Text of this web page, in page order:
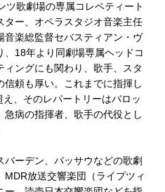
ツ歌劇場の専属コレペティート
ター、オペラスタジオ音楽主任
音楽総監督セバスティアン・ヴ
、18年より同劇場専属ヘッドコ
ングにも関わり、歌手、スタ
頼も厚い。これまでに指揮し
、そのレパートリーはバロッ
病の指揮者、歌手の代役とし
ーデン、パッサウなどの歌劇
放送交響楽団（ライプツィ